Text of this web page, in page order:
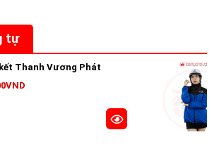
tự
Thanh Vương Phát